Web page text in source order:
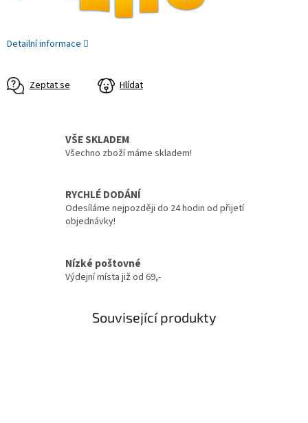
Detailní informace
Zeptat se Hlídat
VŠE SKLADEM
Všechno zboží máme skladem!
RYCHLÉ DODÁNÍ
Odesíláme nejpozději do 24 hodin od přijetí
objednávky!
Nízké poštovné
Výdejní místa již od 69,-
Související produkty